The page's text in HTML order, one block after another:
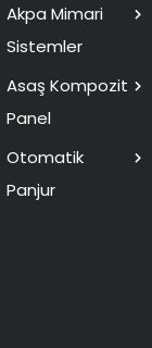
Akpa Mimari
Sistemler
Asaş Kompozit
Panel
Otomatik
Panjur